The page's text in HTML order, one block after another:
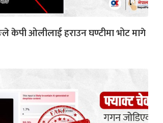
केपी ओलीलाई हराउन घण्टीमा भोट मागे